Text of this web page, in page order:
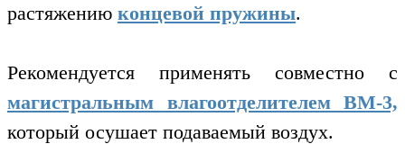
растяжению концевой пружины.
Рекомендуется применять совместно с
магистральным влагоотделителем ВМ-3,
который осушает подаваемый воздух.